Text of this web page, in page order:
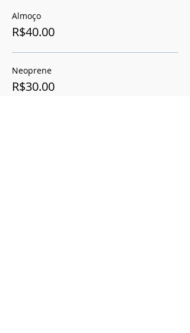
Almoço
R$40.00
Neoprene
R$30.00